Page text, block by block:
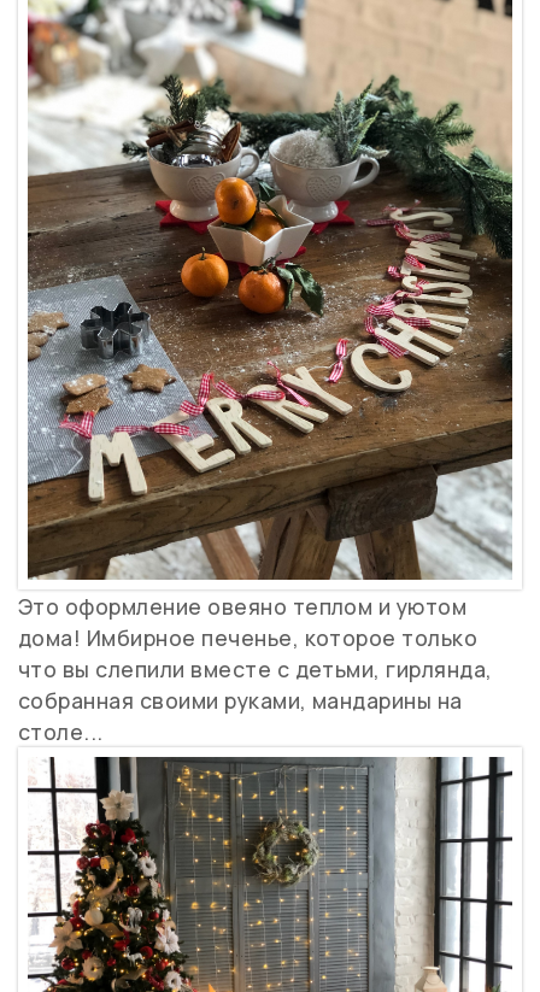
Это оформление овеяно теплом и уютом
дома! Имбирное печенье, которое только
что вы слепили вместе с детьми, гирлянда,
собранная своими руками, мандарины на
столе...